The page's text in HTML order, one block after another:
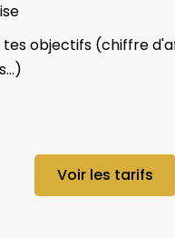
tes objectifs (chiffre
Voir les tarifs